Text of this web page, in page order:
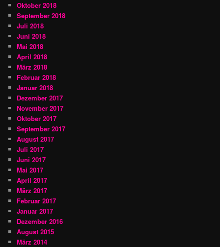
Oktober 2018
September 2018
Juli 2018
Juni 2018
Mai 2018
April 2018
März 2018
Februar 2018
Januar 2018
Dezember 2017
November 2017
Oktober 2017
September 2017
August 2017
Juli 2017
Juni 2017
Mai 2017
April 2017
März 2017
Februar 2017
Januar 2017
Dezember 2016
August 2015
März 2014